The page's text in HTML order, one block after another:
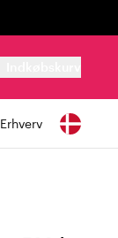
Erhverv